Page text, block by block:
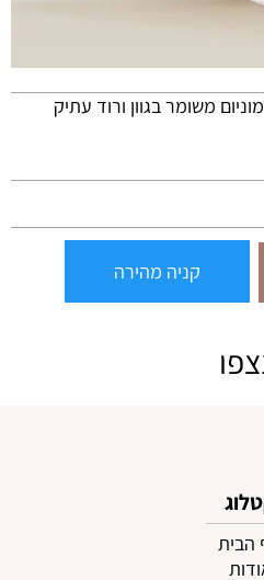
משומר בגוון ורוד עתיק
קניה מהירה
הבית